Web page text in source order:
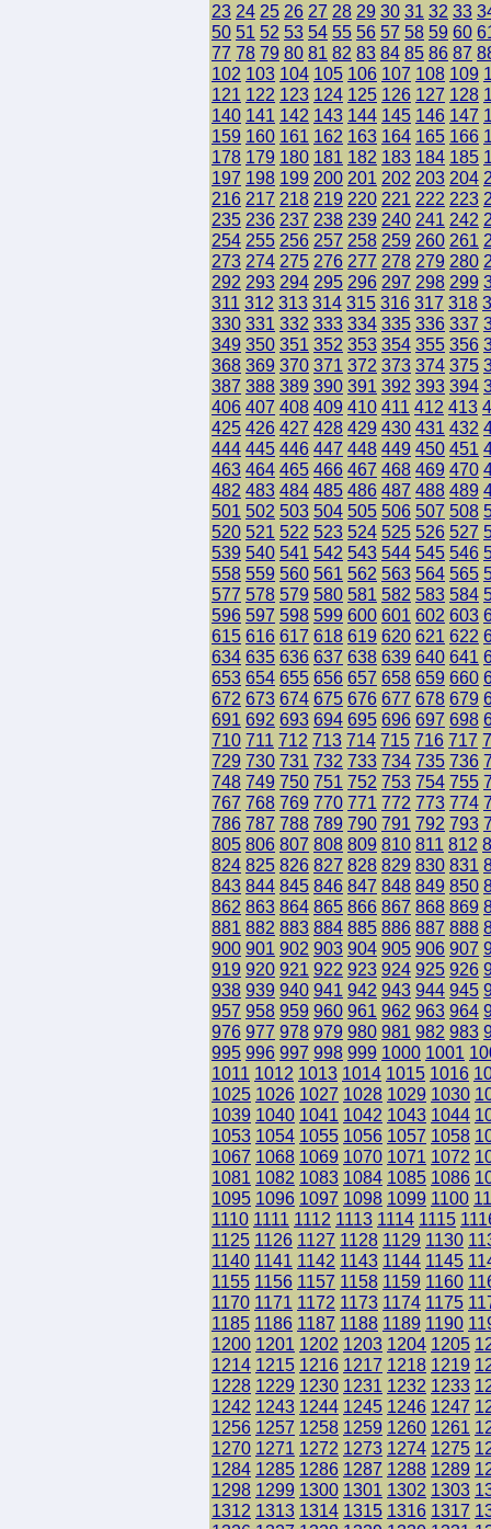
23 24 25 26 27 28 29 30 31 32 33
50 51 52 53 54 55 56 57 58 59 60
77 78 79 80 81 82 83 84 85 86 87
102 103 104 105 106 107 108 109
121 122 123 124 125 126 127 128
140 141 142 143 144 145 146 147
159 160 161 162 163 164 165 166
178 179 180 181 182 183 184 185
197 198 199 200 201 202 203 204
216 217 218 219 220 221 222 223
235 236 237 238 239 240 241 242
254 255 256 257 258 259 260 261
273 274 275 276 277 278 279 280
292 293 294 295 296 297 298 299
311 312 313 314 315 316 317 318
330 331 332 333 334 335 336 337
349 350 351 352 353 354 355 356
368 369 370 371 372 373 374 375
387 388 389 390 391 392 393 394
406 407 408 409 410 411 412 413
425 426 427 428 429 430 431 432
444 445 446 447 448 449 450 451
463 464 465 466 467 468 469 470
482 483 484 485 486 487 488 489
501 502 503 504 505 506 507 508
520 521 522 523 524 525 526 527
539 540 541 542 543 544 545 546
558 559 560 561 562 563 564 565
577 578 579 580 581 582 583 584
596 597 598 599 600 601 602 603
615 616 617 618 619 620 621 622
634 635 636 637 638 639 640 641
653 654 655 656 657 658 659 660
672 673 674 675 676 677 678 679
691 692 693 694 695 696 697 698
710 711 712 713 714 715 716 717
729 730 731 732 733 734 735 736
748 749 750 751 752 753 754 755
767 768 769 770 771 772 773 774
786 787 788 789 790 791 792 793
805 806 807 808 809 810 811 812
824 825 826 827 828 829 830 831
843 844 845 846 847 848 849 850
862 863 864 865 866 867 868 869
881 882 883 884 885 886 887 888
900 901 902 903 904 905 906 907
919 920 921 922 923 924 925 926
938 939 940 941 942 943 944 945
957 958 959 960 961 962 963 964
976 977 978 979 980 981 982 983
995 996 997 998 999 1000 1001
1011 1012 1013 1014 1015 1016
1025 1026 1027 1028 1029 1030
1039 1040 1041 1042 1043 1044
1053 1054 1055 1056 1057 1058
1067 1068 1069 1070 1071 1072
1081 1082 1083 1084 1085 1086
1095 1096 1097 1098 1099 1100
1110 1111 1112 1113 1114 1115
1125 1126 1127 1128 1129 1130
1140 1141 1142 1143 1144 1145
1155 1156 1157 1158 1159 1160
1170 1171 1172 1173 1174 1175
1185 1186 1187 1188 1189 1190
1200 1201 1202 1203 1204 1205
1214 1215 1216 1217 1218 1219
1228 1229 1230 1231 1232 1233
1242 1243 1244 1245 1246 1247
1256 1257 1258 1259 1260 1261
1270 1271 1272 1273 1274 1275
1284 1285 1286 1287 1288 1289
1298 1299 1300 1301 1302 1303
1312 1313 1314 1315 1316 1317